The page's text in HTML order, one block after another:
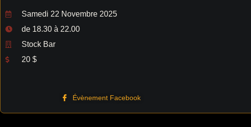
Samedi 22 Novembre 2025
de 18.30 à 22.00
Stock Bar
20 $
Évènement Facebook